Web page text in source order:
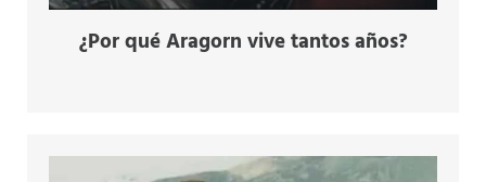
¿Por qué Aragorn vive tantos años?